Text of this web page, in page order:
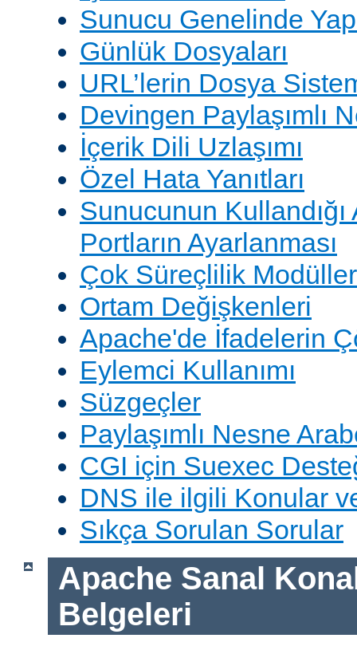
Sunucu Genelinde
Günlük Dosyaları
URL’lerin Dosya
Devingen Paylaşımlı
İçerik Dili Uzlaşımı
Özel Hata Yanıtları
Sunucunun
Portların Ayarlanması
Çok Süreçlilik
Ortam Değişkenleri
Apache'de İfadelerin
Eylemci Kullanımı
Süzgeçler
Paylaşımlı Nesne
CGI için Suexec
DNS ile ilgili Konular
Sıkça Sorulan Sorular
Apache Sanal
Belgeleri